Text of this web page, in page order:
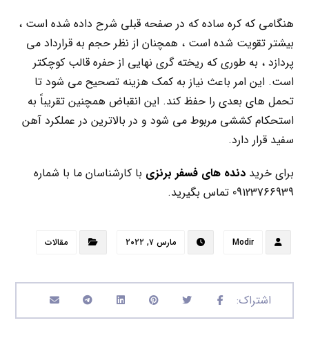
هنگامی که کره ساده که در صفحه قبلی شرح داده شده است ،
بیشتر تقویت شده است ، همچنان از نظر حجم به قرارداد می
پردازد ، به طوری که ریخته گری نهایی از حفره قالب کوچکتر
است. این امر باعث نیاز به کمک هزینه تصحیح می شود تا
تحمل های بعدی را حفظ کند. این انقباض همچنین تقریباً به
استحکام کششی مربوط می شود و در بالاترین در عملکرد آهن
سفید قرار دارد.
برای خریددنده های فسفر برنزی با کارشناسان ما با شماره
09123766939 تماس بگیرید.
Modir مارس ۷, ۲۰۲۲ مقالات